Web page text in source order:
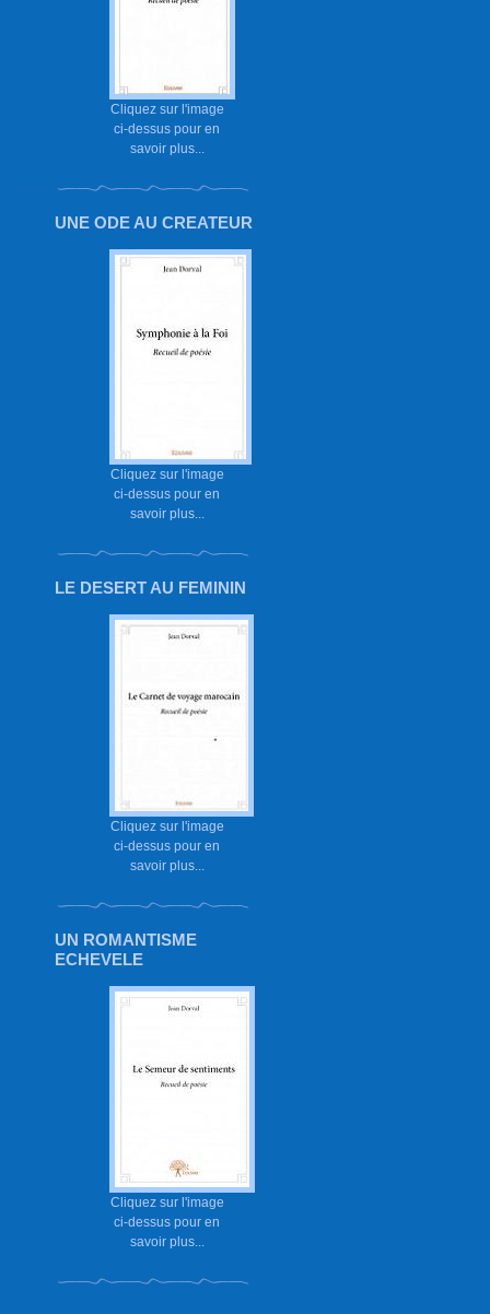
Cliquez sur l'image
ci-dessus pour en
savoir plus...
UNE ODE AU CREATEUR
Cliquez sur l'image
ci-dessus pour en
savoir plus...
LE DESERT AU FEMININ
Cliquez sur l'image
ci-dessus pour en
savoir plus...
UN ROMANTISME
ECHEVELE
Cliquez sur l'image
ci-dessus pour en
savoir plus...